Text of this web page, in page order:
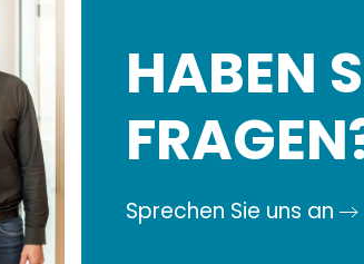
HABEN
Sprechen Sie uns an